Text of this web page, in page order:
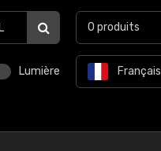
Lumière Français
0 produits